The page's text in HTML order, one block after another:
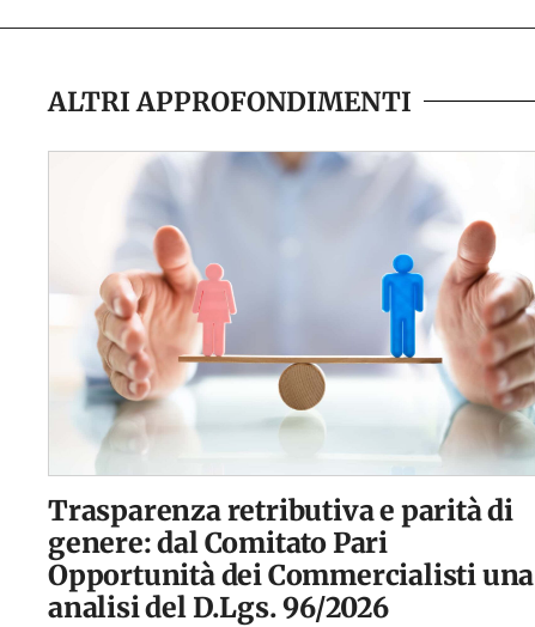
ALTRI APPROFONDIMENTI
Trasparenza retributiva e parità di
genere: dal Comitato Pari
Opportunità dei Commercialisti una
analisi del D.Lgs. 96/2026